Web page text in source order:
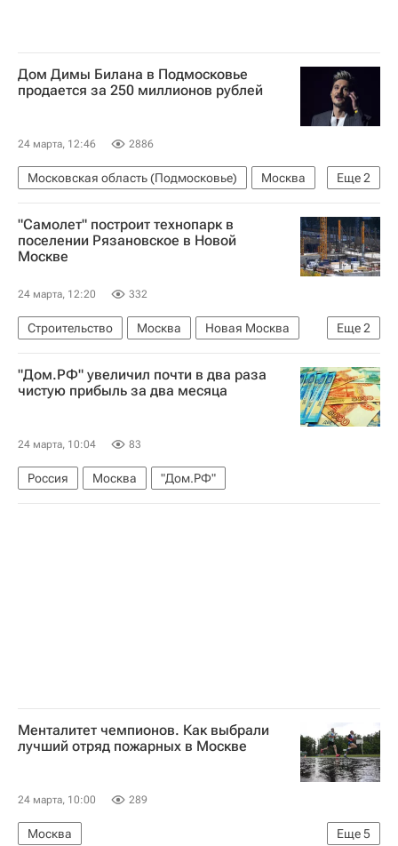
Дом Димы Билана в Подмосковье
продается за 250 миллионов рублей
24 марта, 12:46 2886
Еще2
Московская область (Подмосковье)
Москва
Дима Билан (Виктор Белан)
Загородная недвижимость
"Самолет" построит технопарк в
поселении Рязановское в Новой
Москве
24 марта, 12:20 332
Еще2
Строительство Москва
Новая Москва
Россия
Михаил Кенин
"Дом.РФ" увеличил почти в два раза
чистую прибыль за два месяца
24 марта, 10:04 83
Россия Москва "Дом.РФ"
Менталитет чемпионов. Как выбрали
лучший отряд пожарных в Москве
24 марта, 10:00 289
Еще5
Москва